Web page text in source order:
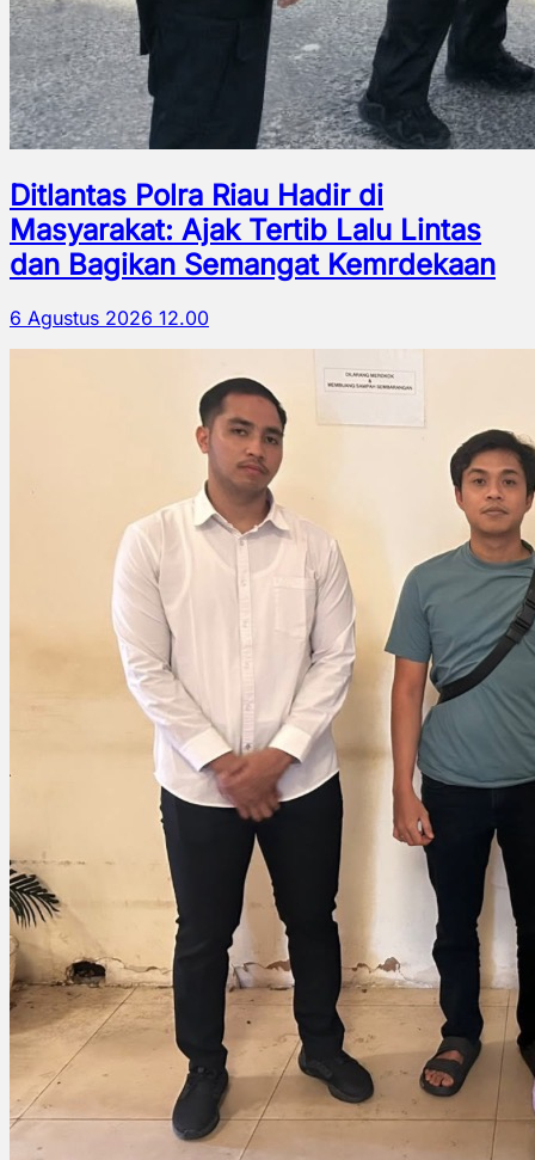
Ditlantas Polra Riau Hadir di
Masyarakat: Ajak Tertib Lalu Lintas
dan Bagikan Semangat Kemrdekaan
6 Agustus 2026 12.00